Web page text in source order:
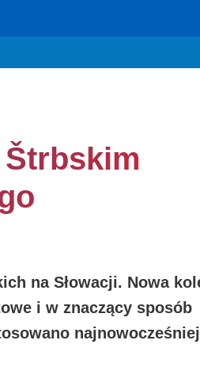
na Słowacji. Nowa
i w znaczący sposób